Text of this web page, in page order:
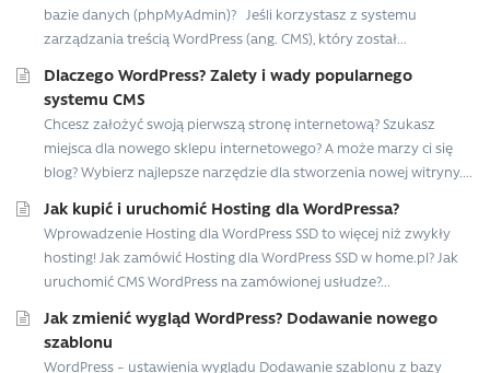
bazie danych (phpMyAdmin)? Jeśli korzystasz z systemu
zarządzania treścią WordPress (ang. CMS), który został...
Dlaczego WordPress? Zalety i wady popularnego
systemu CMS
Chcesz założyć swoją pierwszą stronę internetową? Szukasz
miejsca dla nowego sklepu internetowego? A może marzy ci się
blog? Wybierz najlepsze narzędzie dla stworzenia nowej witryny....
Jak kupić i uruchomić Hosting dla WordPressa?
Wprowadzenie Hosting dla WordPress SSD to więcej niż zwykły
hosting! Jak zamówić Hosting dla WordPress SSD w home.pl? Jak
uruchomić CMS WordPress na zamówionej usłudze?...
Jak zmienić wygląd WordPress? Dodawanie nowego
szablonu
WordPress – ustawienia wyglądu Dodawanie szablonu z bazy